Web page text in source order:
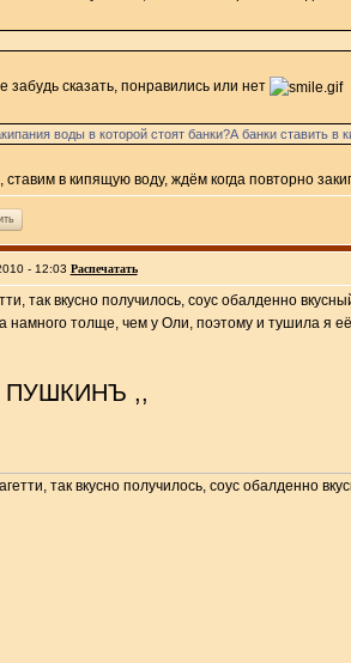
забудь сказать, понравились или нет
воды в которой стоят банки?А банки ставить в
ставим в кипящую воду, ждём когда повторно
- 12:03 Распечатать
так вкусно получилось, соус обалденно
толще, чем у Оли, поэтому и тушила я
ПУШКИНЪ ,,